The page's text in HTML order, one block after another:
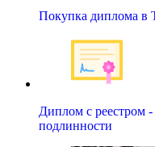
Покупка диплома в
Диплом с реестром
подлинности